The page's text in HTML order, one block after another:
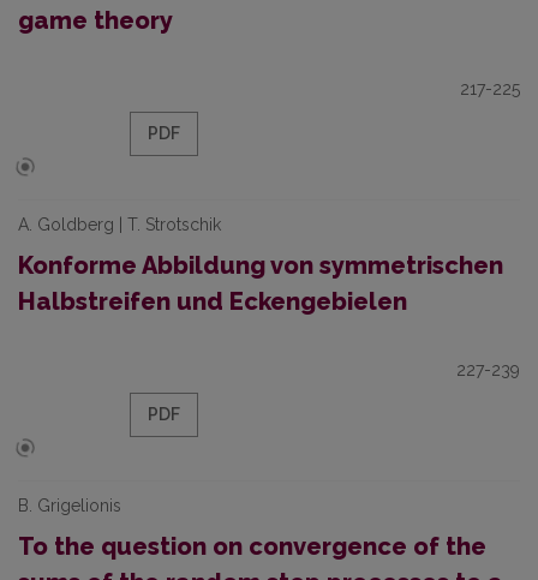
game theory
217-225
PDF
A. Goldberg | T. Strotschik
Konforme Abbildung von symmetrischen
Halbstreifen und Eckengebielen
227-239
PDF
B. Grigelionis
To the question on convergence of the